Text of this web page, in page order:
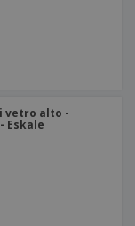
vetro alto -
Eskale